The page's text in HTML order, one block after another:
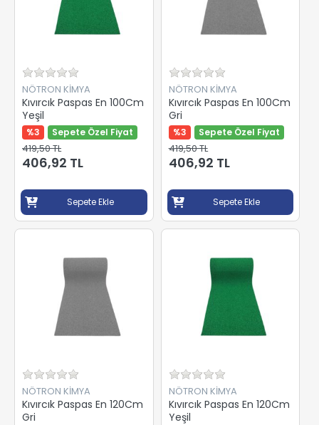
NÖTRON KİMYA
Kıvırcık Paspas En 100Cm
Yeşil
%3 Sepete Özel Fiyat
419,50 TL
406,92 TL
Sepete Ekle
NÖTRON KİMYA
Kıvırcık Paspas En 100Cm
Gri
%3 Sepete Özel Fiyat
419,50 TL
406,92 TL
Sepete Ekle
NÖTRON KİMYA
Kıvırcık Paspas En 120Cm
Gri
NÖTRON KİMYA
Kıvırcık Paspas En 120Cm
Yeşil